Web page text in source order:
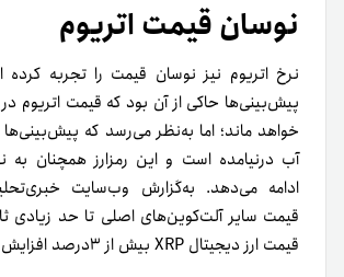
نوسان قیمت اتریوم
نرخ اتریوم نیز نوسان قیمت را تجربه
خواهد ماند؛ اما به‌نظر می‌رسد که
آب در‌نیامده است و این رمز‌ارز همچنان به
ادامه می‌دهد. به‌گزارش وب‌سایت
قیمت سایر آلت‌کوین‌های اصلی تا حد زیادی
قیمت ارز دیجیتال XRP بیش از ۳درصد افزایش یافته است.